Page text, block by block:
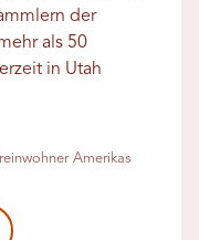
der
als 50
in Utah
Amerikas